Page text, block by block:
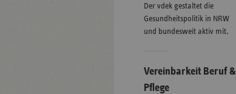
Der vdek gestaltet die
Gesundheitspolitik in NRW
und bundesweit aktiv mit.
Vereinbarkeit Beruf &
Pflege